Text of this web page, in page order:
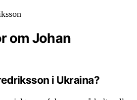
om Johan
i Ukraina?